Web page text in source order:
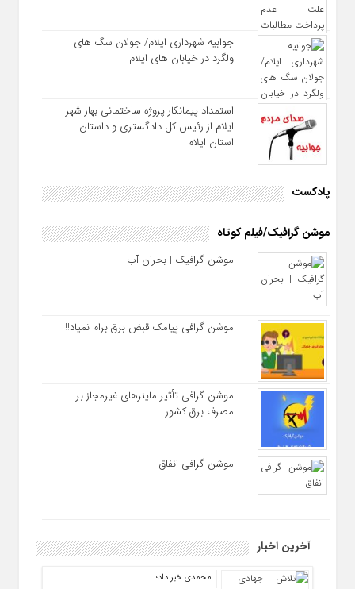
جوابیه شهرداری ایلام/ جولان سگ های
ولگرد در خیابان های ایلام
استمداد پیمانکار پروژه ساختمانی بهار شهر
ایلام از رئیس کل دادگستری و داستان
استان ایلام
پادکست
موشن گرافیک/فیلم کوتاه
موشن گرافیک | بحران آب
موشن گرافی پیامک قبض برق برام نمیاد!!
موشن گرافی تأثیر ماینرهای غیرمجاز بر
مصرف برق کشور
موشن گرافی انفاق
آخرین اخبار
محمدی خبر داد؛